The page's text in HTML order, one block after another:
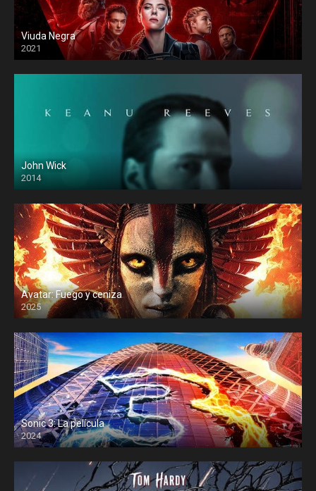
Viuda Negra
2021
John Wick
2014
Avatar: Fuego y ceniza
2025
Sonic 3: La película
2024